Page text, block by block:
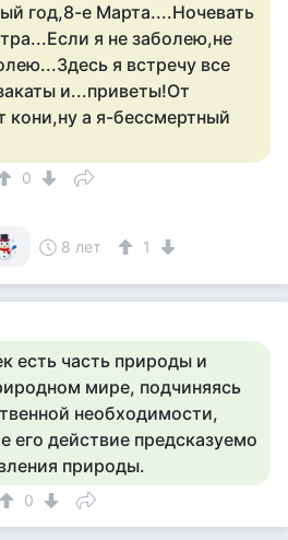
год,8-е Марта....Ночевать
я не заболею,не
я встречу все
и...приветы!От
кони,ну а я-бессмертный
0
8 лет 1
есть часть природы и
мире, подчиняясь
необходимости,
его действие предсказуемо
природы.
0